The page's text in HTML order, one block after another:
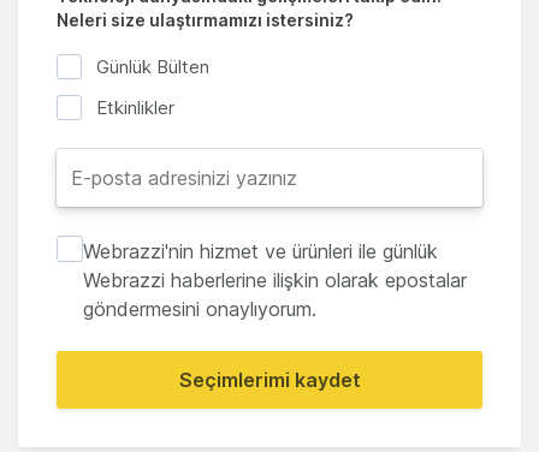
Neleri size ulaştırmamızı istersiniz?
Günlük Bülten
Etkinlikler
Webrazzi'nin hizmet ve ürünleri ile günlük
Webrazzi haberlerine ilişkin olarak epostalar
göndermesini onaylıyorum.
Seçimlerimi kaydet